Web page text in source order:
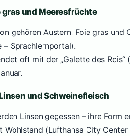
gras und Meeresfrüchte
gehören Austern, Foie gras und
– Sprachlernportal).
oft mit der „Galette des
und Schweinefleisch
Linsen gegessen – ihre Form
Wohlstand (Lufthansa City Center